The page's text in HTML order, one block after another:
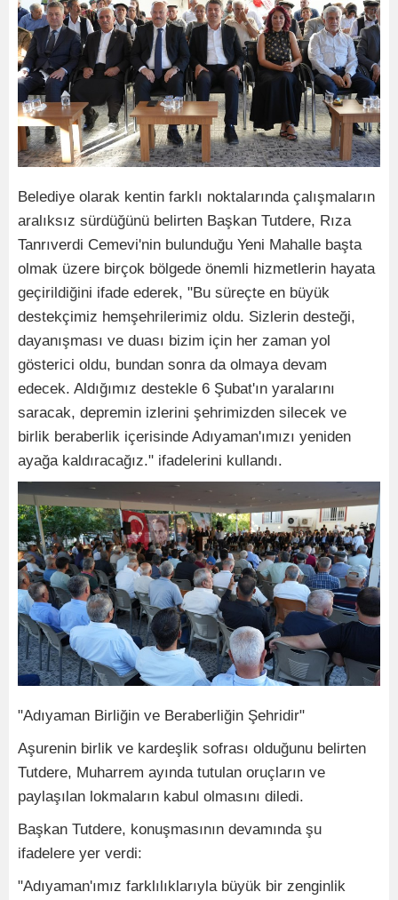
Belediye olarak kentin farklı noktalarında çalışmaların
aralıksız sürdüğünü belirten Başkan Tutdere, Rıza
Tanrıverdi Cemevi'nin bulunduğu Yeni Mahalle başta
olmak üzere birçok bölgede önemli hizmetlerin hayata
geçirildiğini ifade ederek, "Bu süreçte en büyük
destekçimiz hemşehrilerimiz oldu. Sizlerin desteği,
dayanışması ve duası bizim için her zaman yol
gösterici oldu, bundan sonra da olmaya devam
edecek. Aldığımız destekle 6 Şubat'ın yaralarını
saracak, depremin izlerini şehrimizden silecek ve
birlik beraberlik içerisinde Adıyaman'ımızı yeniden
ayağa kaldıracağız." ifadelerini kullandı.
"Adıyaman Birliğin ve Beraberliğin Şehridir"
Aşurenin birlik ve kardeşlik sofrası olduğunu belirten
Tutdere, Muharrem ayında tutulan oruçların ve
paylaşılan lokmaların kabul olmasını diledi.
Başkan Tutdere, konuşmasının devamında şu
ifadelere yer verdi:
"Adıyaman'ımız farklılıklarıyla büyük bir zenginlik